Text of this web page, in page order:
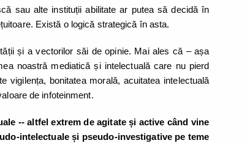
sau alte instituții abilitate ar putea să decidă în
Există o logică strategică în asta.
și a vectorilor săi de opinie. Mai ales că – așa
noastră mediatică și intelectuală care nu pierd
bonitatea morală, acuitatea intelectuală
de infoteinment.
-- altfel extrem de agitate și active când vine
intelectuale și pseudo-investigative pe teme